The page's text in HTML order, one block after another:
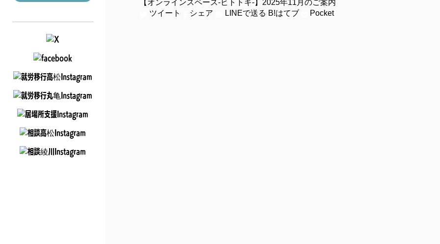
【オンラインスペース-ヒトトキ-】2025年11月のご案内
ツイート
シェア LINEで送る B!はてブ Pocket